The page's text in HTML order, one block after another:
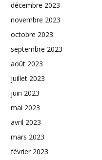
décembre 2023
novembre 2023
octobre 2023
septembre 2023
août 2023
juillet 2023
juin 2023
mai 2023
avril 2023
mars 2023
février 2023